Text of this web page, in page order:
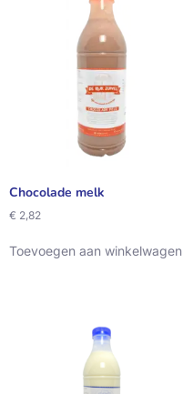
Chocolade melk
€ 2,82
Toevoegen aan winkelwagen